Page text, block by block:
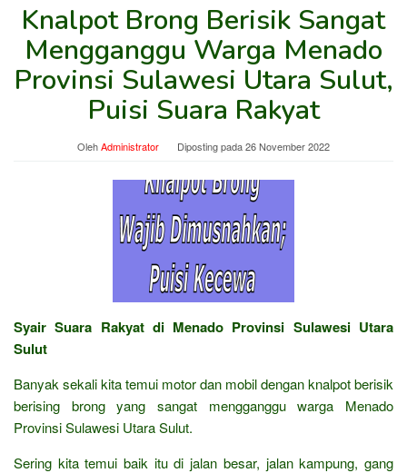
Knalpot Brong Berisik Sangat
Mengganggu Warga Menado
Provinsi Sulawesi Utara Sulut,
Puisi Suara Rakyat
OlehAdministrator Diposting pada26 November 2022
Syair Suara Rakyat di Menado Provinsi Sulawesi Utara
Sulut
Banyak sekali kita temui motor dan mobil dengan knalpot berisik
berising brong yang sangat mengganggu warga Menado
Provinsi Sulawesi Utara Sulut.
Sering kita temui baik itu di jalan besar, jalan kampung, gang